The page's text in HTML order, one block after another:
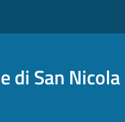
di San